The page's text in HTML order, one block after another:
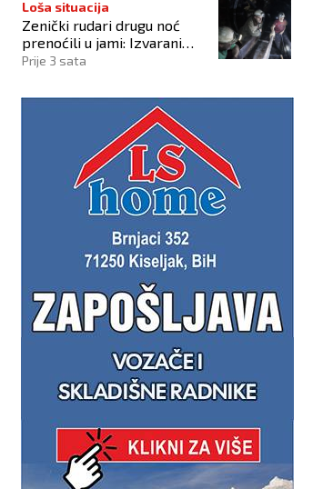
Loša situacija
Zenički rudari drugu noć
prenoćili u jami: Izvarani
smo, više nikome ne
Prije 3 sata